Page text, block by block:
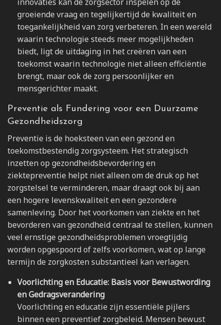
groeiende vraag en tegelijkertijd de kwaliteit en
toegankelijkheid van zorg verbeteren. In een wereld
waarin technologie steeds meer mogelijkheden
biedt, ligt de uitdaging in het creëren van een
toekomst waarin technologie niet alleen efficiëntie
brengt, maar ook de zorg persoonlijker en
mensgerichter maakt.
Preventie als Fundering voor een Duurzame
Gezondheidszorg
Preventie is de hoeksteen van een gezond en
toekomstbestendig zorgsysteem. Het strategisch
inzetten op gezondheidsbevordering en
ziektepreventie helpt niet alleen om de druk op het
zorgstelsel te verminderen, maar draagt ook bij aan
een hogere levenskwaliteit en een gezondere
samenleving. Door het voorkomen van ziekte en het
bevorderen van gezondheid centraal te stellen, kunnen
veel ernstige gezondheidsproblemen vroegtijdig
worden opgespoord of zelfs voorkomen, wat op lange
termijn de zorgkosten substantieel kan verlagen.
Voorlichting en Educatie: Basis voor Bewustwording
en Gedragsverandering
Voorlichting en educatie zijn essentiële pijlers
binnen een preventief zorgbeleid. Mensen bewust